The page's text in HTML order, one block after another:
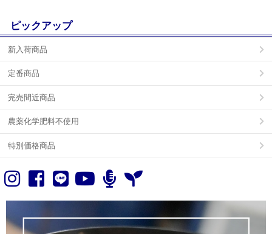
ピックアップ
新入荷商品
定番商品
完売間近商品
農薬化学肥料不使用
特別価格商品